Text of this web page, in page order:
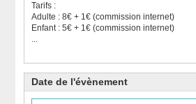
Tarifs :
Adulte : 8€ + 1€ (commission internet)
Enfant : 5€ + 1€ (commission internet)
...
Date de l'évènement